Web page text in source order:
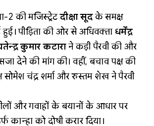
2 की मजिस्ट्रेटदीक्षा सूदके समक्ष
पीड़िता की ओर से अधिवक्ता धर्मेंद्र
कुमार कटाराने कड़ी पैरवी की और
देने की मांग की। वहीं, बचाव पक्ष की
सोमेश चंद्र शर्मा और रुस्तम शेख ने पैरवी
और गवाहों के बयानों के आधार पर
कान्हा को दोषी करार दिया।